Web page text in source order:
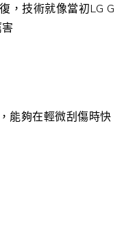
，技術就像當初LG G
能夠在輕微刮傷時快